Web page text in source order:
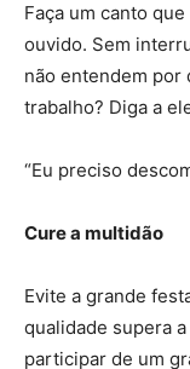
Faça um canto que
ouvido. Sem
não entendem por
trabalho? Diga a
“Eu preciso
Cure a multidão
Evite a grande
qualidade supera
participar de um